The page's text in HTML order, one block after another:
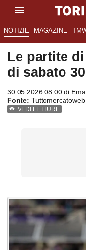
NOTIZIE MAGAZINE
Le partite
di sabato
30.05.2026 08:00 di
Fonte: Tuttomercatoweb
VEDI LETTURE